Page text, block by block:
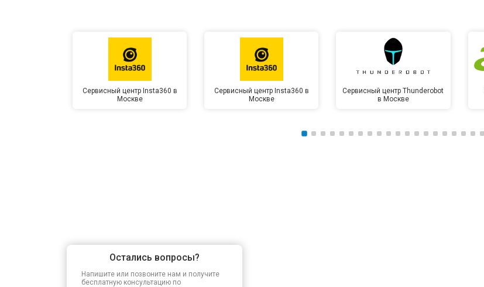
Сервисный центр Insta360 в
Москве
Сервисный центр Insta360 в
Москве
Сервисный центр Thunderobot
в Москве
Остались вопросы?
Напишите или позвоните нам и получите
бесплатную консультацию по